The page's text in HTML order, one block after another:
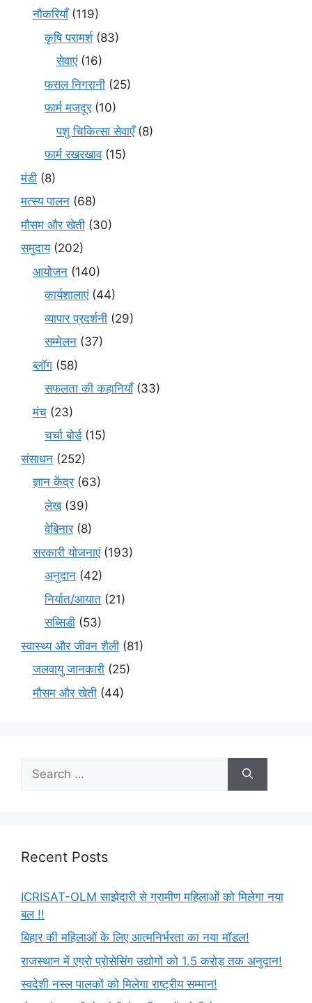
नौकरियाँ(119)
कृषि परामर्श(83)
सेवाएं(16)
फसल निगरानी (25)
फार्म मजदूर(10)
पशु चिकित्सा सेवाएँ(8)
फार्म रखरखाव(15)
मंडी (8)
मत्स्य पालन (68)
मौसम और खेती (30)
समुदाय(202)
आयोजन (140)
कार्यशालाएं(44)
व्यापार प्रदर्शनी (29)
सम्मेलन (37)
ब्लॉग (58)
सफलता की कहानियाँ(33)
मंच (23)
चर्चा बोर्ड(15)
संसाधन (252)
ज्ञान केंद्र(63)
लेख(39)
वेबिनार(8)
सरकारी योजनाएं(193)
अनुदान (42)
निर्यात/आयात (21)
सब्सिडी (53)
स्वास्थ्य और जीवन शैली (81)
जलवायु जानकारी (25)
मौसम और खेती (44)
Recent Posts
ICRISAT-OLM साझेदारी से ग्रामीण महिलाओं को मिलेगा नया
बल !!
बिहार की महिलाओं के लिए आत्मनिर्भरता का नया मॉडल!
राजस्थान में एग्रो प्रोसेसिंग उद्योगों को 1.5 करोड़ तक अनुदान!
स्वदेशी नस्ल पालकों को मिलेगा राष्ट्रीय सम्मान!